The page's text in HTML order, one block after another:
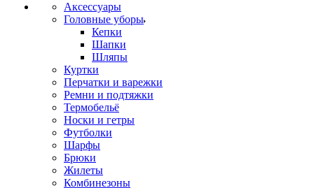
Аксессуары
Головные уборы
Кепки
Шапки
Шляпы
Куртки
Перчатки и варежки
Ремни и подтяжки
Термобельё
Носки и гетры
Футболки
Шарфы
Брюки
Жилеты
Комбинезоны